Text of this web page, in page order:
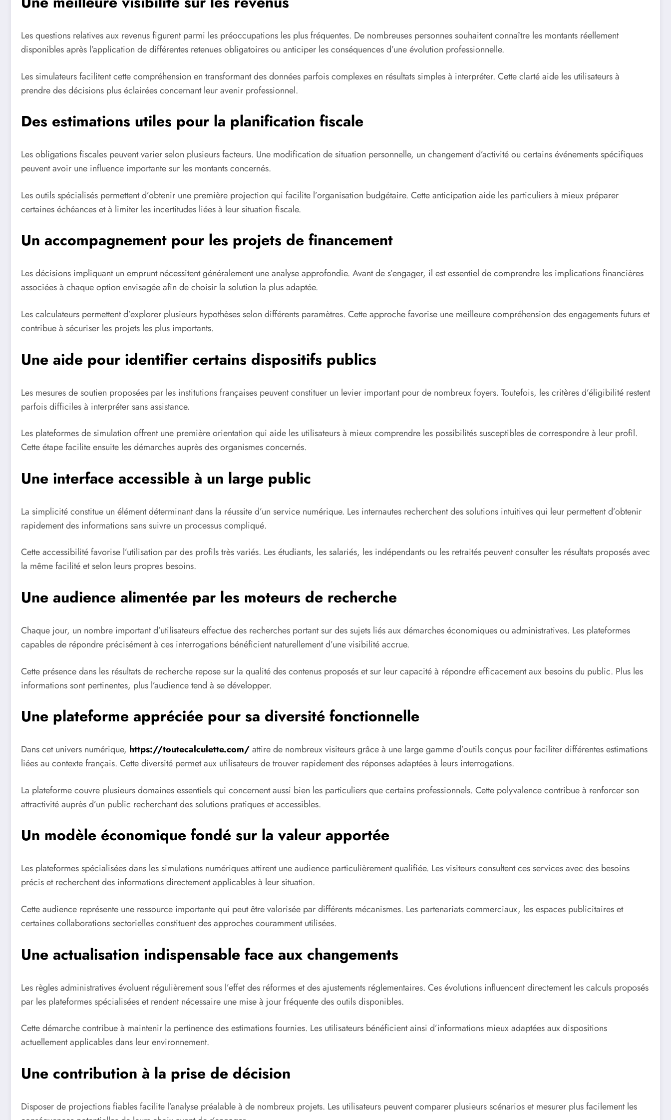
Les questions relatives aux revenus figurent parmi les préoccupations les plus fréquentes. De nombreuses personnes souhaitent connaître les montants réellement
disponibles après l’application de différentes retenues obligatoires ou anticiper les conséquences d’une évolution professionnelle.
Les simulateurs facilitent cette compréhension en transformant des données parfois complexes en résultats simples à interpréter. Cette clarté aide les utilisateurs à
prendre des décisions plus éclairées concernant leur avenir professionnel.
Des estimations utiles pour la planification fiscale
Les obligations fiscales peuvent varier selon plusieurs facteurs. Une modification de situation personnelle, un changement d’activité ou certains événements spécifiques
peuvent avoir une influence importante sur les montants concernés.
Les outils spécialisés permettent d’obtenir une première projection qui facilite l’organisation budgétaire. Cette anticipation aide les particuliers à mieux préparer
certaines échéances et à limiter les incertitudes liées à leur situation fiscale.
Un accompagnement pour les projets de financement
Les décisions impliquant un emprunt nécessitent généralement une analyse approfondie. Avant de s’engager, il est essentiel de comprendre les implications financières
associées à chaque option envisagée afin de choisir la solution la plus adaptée.
Les calculateurs permettent d’explorer plusieurs hypothèses selon différents paramètres. Cette approche favorise une meilleure compréhension des engagements futurs et
contribue à sécuriser les projets les plus importants.
Une aide pour identifier certains dispositifs publics
Les mesures de soutien proposées par les institutions françaises peuvent constituer un levier important pour de nombreux foyers. Toutefois, les critères d’éligibilité restent
parfois difficiles à interpréter sans assistance.
Les plateformes de simulation offrent une première orientation qui aide les utilisateurs à mieux comprendre les possibilités susceptibles de correspondre à leur profil.
Cette étape facilite ensuite les démarches auprès des organismes concernés.
Une interface accessible à un large public
La simplicité constitue un élément déterminant dans la réussite d’un service numérique. Les internautes recherchent des solutions intuitives qui leur permettent d’obtenir
rapidement des informations sans suivre un processus compliqué.
Cette accessibilité favorise l’utilisation par des profils très variés. Les étudiants, les salariés, les indépendants ou les retraités peuvent consulter les résultats proposés avec
la même facilité et selon leurs propres besoins.
Une audience alimentée par les moteurs de recherche
Chaque jour, un nombre important d’utilisateurs effectue des recherches portant sur des sujets liés aux démarches économiques ou administratives. Les plateformes
capables de répondre précisément à ces interrogations bénéficient naturellement d’une visibilité accrue.
Cette présence dans les résultats de recherche repose sur la qualité des contenus proposés et sur leur capacité à répondre efficacement aux besoins du public. Plus les
informations sont pertinentes, plus l’audience tend à se développer.
Une plateforme appréciée pour sa diversité fonctionnelle
Dans cet univers numérique, https://toutecalculette.com/attire de nombreux visiteurs grâce à une large gamme d’outils conçus pour faciliter différentes estimations
liées au contexte français. Cette diversité permet aux utilisateurs de trouver rapidement des réponses adaptées à leurs interrogations.
La plateforme couvre plusieurs domaines essentiels qui concernent aussi bien les particuliers que certains professionnels. Cette polyvalence contribue à renforcer son
attractivité auprès d’un public recherchant des solutions pratiques et accessibles.
Un modèle économique fondé sur la valeur apportée
Les plateformes spécialisées dans les simulations numériques attirent une audience particulièrement qualifiée. Les visiteurs consultent ces services avec des besoins
précis et recherchent des informations directement applicables à leur situation.
Cette audience représente une ressource importante qui peut être valorisée par différents mécanismes. Les partenariats commerciaux, les espaces publicitaires et
certaines collaborations sectorielles constituent des approches couramment utilisées.
Une actualisation indispensable face aux changements
Les règles administratives évoluent régulièrement sous l’effet des réformes et des ajustements réglementaires. Ces évolutions influencent directement les calculs proposés
par les plateformes spécialisées et rendent nécessaire une mise à jour fréquente des outils disponibles.
Cette démarche contribue à maintenir la pertinence des estimations fournies. Les utilisateurs bénéficient ainsi d’informations mieux adaptées aux dispositions
actuellement applicables dans leur environnement.
Une contribution à la prise de décision
Disposer de projections fiables facilite l’analyse préalable à de nombreux projets. Les utilisateurs peuvent comparer plusieurs scénarios et mesurer plus facilement les